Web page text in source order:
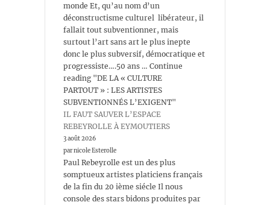
monde Et, qu’au nom d’un
déconstructisme culturel libérateur, il
fallait tout subventionner, mais
surtout l’art sans art le plus inepte
donc le plus subversif, démocratique et
progressiste….50 ans … Continue
reading "DE LA « CULTURE
PARTOUT » : LES ARTISTES
SUBVENTIONNÉS L’EXIGENT"
IL FAUT SAUVER L’ESPACE
REBEYROLLE À EYMOUTIERS
3 août 2026
par nicole Esterolle
Paul Rebeyrolle est un des plus
somptueux artistes platiciens français
de la fin du 20 ième siécle Il nous
console des stars bidons produites par